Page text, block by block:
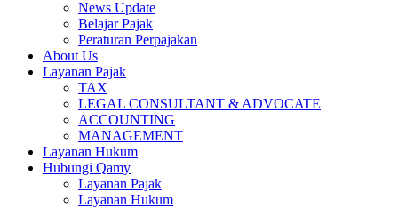
News Update
Belajar Pajak
Peraturan Perpajakan
About Us
Layanan Pajak
TAX
LEGAL CONSULTANT & ADVOCATE
ACCOUNTING
MANAGEMENT
Layanan Hukum
Hubungi Qamy
Layanan Pajak
Layanan Hukum